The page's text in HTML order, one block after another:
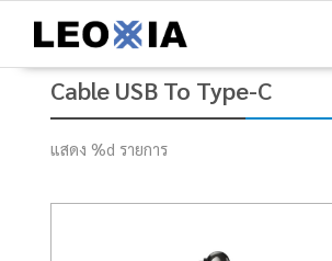
content
Cable USB To Type-C
แสดง %d รายการ